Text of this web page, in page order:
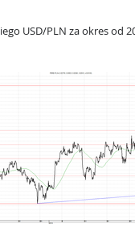
USD/PLN za okres od